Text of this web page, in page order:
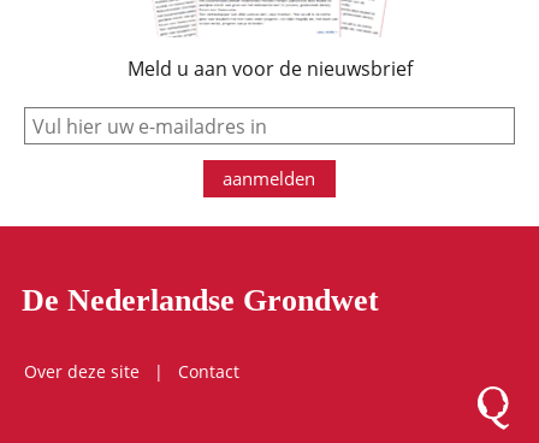
Meld u aan voor de nieuwsbrief
e-mail
aanmelden
De Nederlandse Grondwet
Over deze site
Contact
Logo